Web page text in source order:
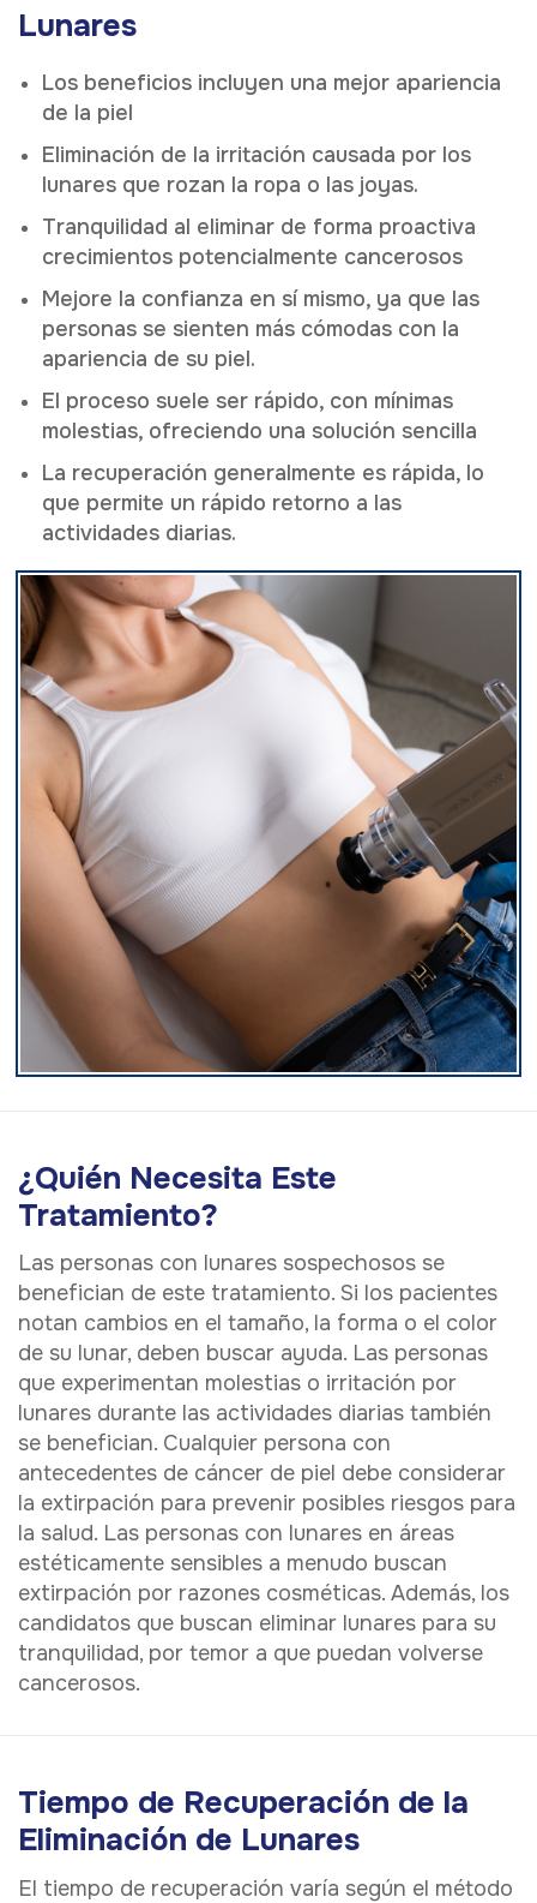
Lunares
Los beneficios incluyen una mejor apariencia
de la piel
Eliminación de la irritación causada por los
lunares que rozan la ropa o las joyas.
Tranquilidad al eliminar de forma proactiva
crecimientos potencialmente cancerosos
Mejore la confianza en sí mismo, ya que las
personas se sienten más cómodas con la
apariencia de su piel.
El proceso suele ser rápido, con mínimas
molestias, ofreciendo una solución sencilla
La recuperación generalmente es rápida, lo
que permite un rápido retorno a las
actividades diarias.
¿Quién Necesita Este
Tratamiento?
Las personas con lunares sospechosos se
benefician de este tratamiento. Si los pacientes
notan cambios en el tamaño, la forma o el color
de su lunar, deben buscar ayuda. Las personas
que experimentan molestias o irritación por
lunares durante las actividades diarias también
se benefician. Cualquier persona con
antecedentes de cáncer de piel debe considerar
la extirpación para prevenir posibles riesgos para
la salud. Las personas con lunares en áreas
estéticamente sensibles a menudo buscan
extirpación por razones cosméticas. Además, los
candidatos que buscan eliminar lunares para su
tranquilidad, por temor a que puedan volverse
cancerosos.
Tiempo de Recuperación de la
Eliminación de Lunares
El tiempo de recuperación varía según el método